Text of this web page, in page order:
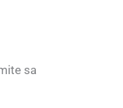
sa